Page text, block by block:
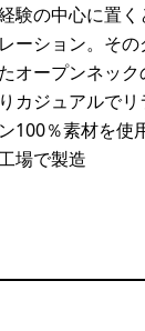
験の中心に置
ーション。そ
オープンネッ
カジュアルで
100％素材を使
場で製造